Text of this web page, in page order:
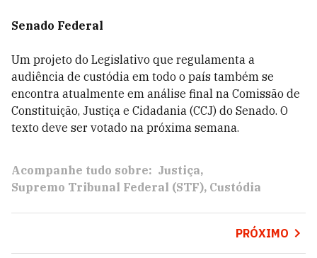
Senado Federal
Um projeto do Legislativo que regulamenta a
audiência de custódia em todo o país também se
encontra atualmente em análise final na Comissão de
Constituição, Justiça e Cidadania (CCJ) do Senado. O
texto deve ser votado na próxima semana.
Acompanhe tudo sobre: Justiça
Supremo Tribunal Federal (STF) Custódia
PRÓXIMO